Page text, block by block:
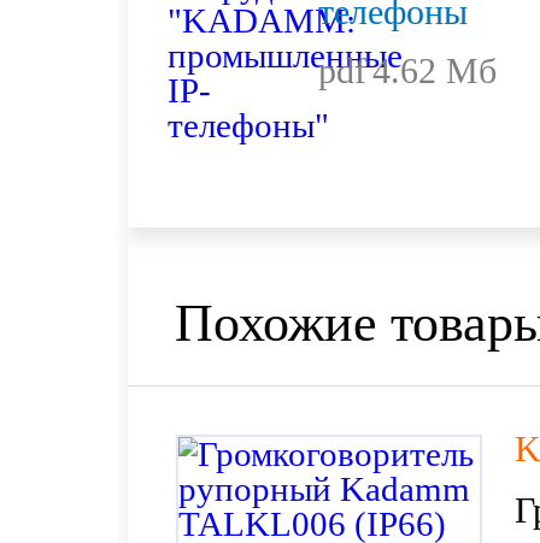
телефоны
pdf4.62 Мб
Похожие